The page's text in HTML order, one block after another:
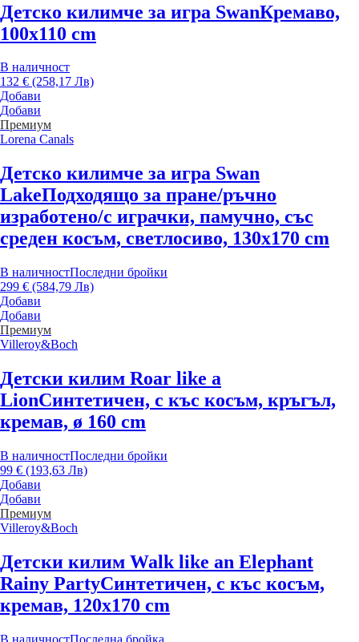
Детско килимче за игра SwanКремаво,
100x110 cm
В наличност
132 € (258,17 Лв)
Добави
Добави
Премиум
Lorena Canals
Детско килимче за игра Swan
LakeПодходящо за пране/ръчно
изработено/с играчки, памучно, със
среден косъм, светлосиво, 130x170 cm
В наличностПоследни бройки
299 € (584,79 Лв)
Добави
Добави
Премиум
Villeroy&Boch
Детски килим Roar like a
LionСинтетичен, с къс косъм, кръгъл,
кремав, ø 160 cm
В наличностПоследни бройки
99 € (193,63 Лв)
Добави
Добави
Премиум
Villeroy&Boch
Детски килим Walk like an Elephant
Rainy PartyСинтетичен, с къс косъм,
кремав, 120x170 cm
В наличностПоследна бройка